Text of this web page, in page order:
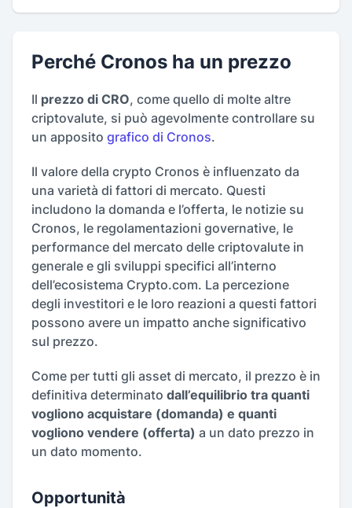
Perché Cronos ha un prezzo
Il prezzo di CRO, come quello di molte altre
criptovalute, si può agevolmente controllare su
un apposito grafico di Cronos.
Il valore della crypto Cronos è influenzato da
una varietà di fattori di mercato. Questi
includono la domanda e l’offerta, le notizie su
Cronos, le regolamentazioni governative, le
performance del mercato delle criptovalute in
generale e gli sviluppi specifici all’interno
dell’ecosistema Crypto.com. La percezione
degli investitori e le loro reazioni a questi fattori
possono avere un impatto anche significativo
sul prezzo.
Come per tutti gli asset di mercato, il prezzo è in
definitiva determinato dall’equilibrio tra quanti
vogliono acquistare (domanda) e quanti
vogliono vendere (offerta) a un dato prezzo in
un dato momento.
Opportunità